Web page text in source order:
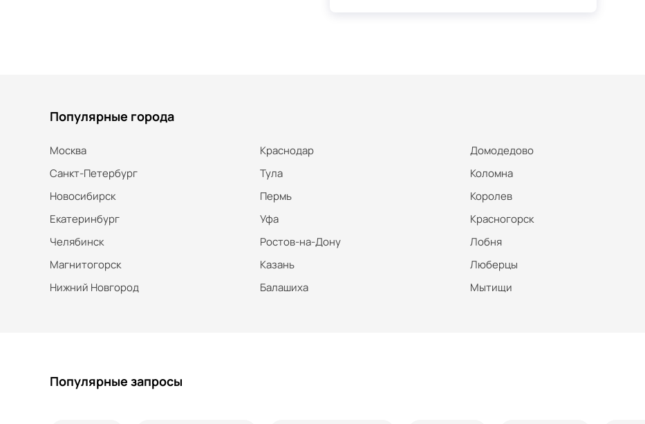
Популярные города
Москва
Санкт-Петербург
Новосибирск
Екатеринбург
Челябинск
Магнитогорск
Нижний Новгород
Краснодар
Тула
Пермь
Уфа
Ростов-на-Дону
Казань
Балашиха
Домодедово
Коломна
Королев
Красногорск
Лобня
Люберцы
Мытищи
Популярные запросы